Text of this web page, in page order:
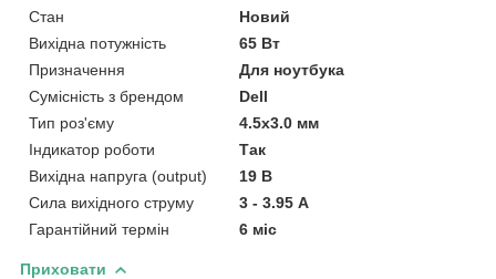
Стан
Новий
Вихідна потужність
65 Вт
Призначення
Для ноутбука
Сумісність з брендом
Dell
Тип роз'єму
4.5x3.0 мм
Індикатор роботи
Так
Вихідна напруга (output)
19 В
Сила вихідного струму
3 - 3.95 А
Гарантійний термін
6 міс
Приховати